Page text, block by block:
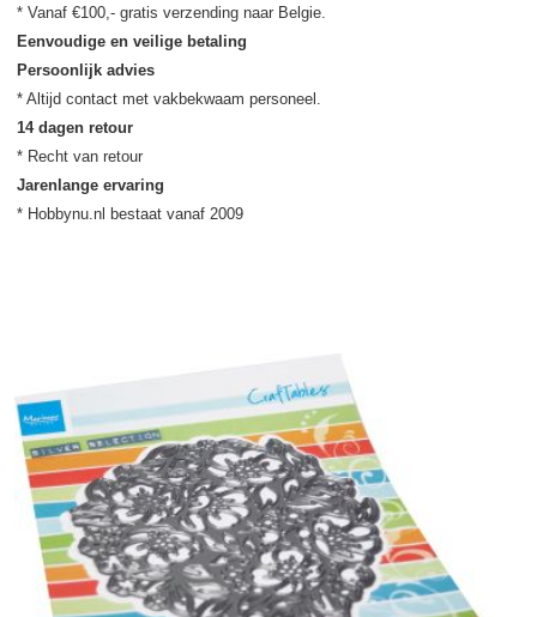
Eenvoudige en veilige betaling
Persoonlijk advies
14 dagen retour
Jarenlange ervaring
* Hobbynu.nl bestaat vanaf 2009